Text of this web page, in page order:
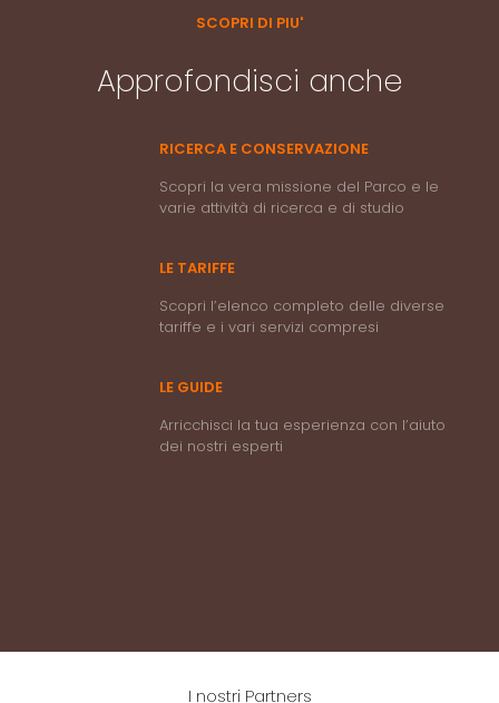
SCOPRI DI PIU'
Approfondisci anche
RICERCA E CONSERVAZIONE
Scopri la vera missione del Parco e le
varie attività di ricerca e di studio
LE TARIFFE
Scopri l’elenco completo delle diverse
tariffe e i vari servizi compresi
LE GUIDE
Arricchisci la tua esperienza con l’aiuto
dei nostri esperti
I nostri Partners